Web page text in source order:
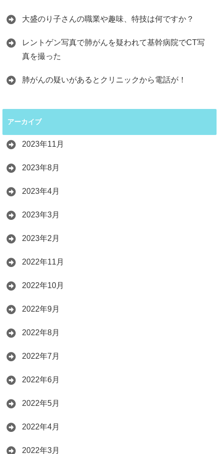
大盛のり子さんの職業や趣味、特技は何ですか？
レントゲン写真で肺がんを疑われて基幹病院でCT写
真を撮った
肺がんの疑いがあるとクリニックから電話が！
アーカイブ
2023年11月
2023年8月
2023年4月
2023年3月
2023年2月
2022年11月
2022年10月
2022年9月
2022年8月
2022年7月
2022年6月
2022年5月
2022年4月
2022年3月